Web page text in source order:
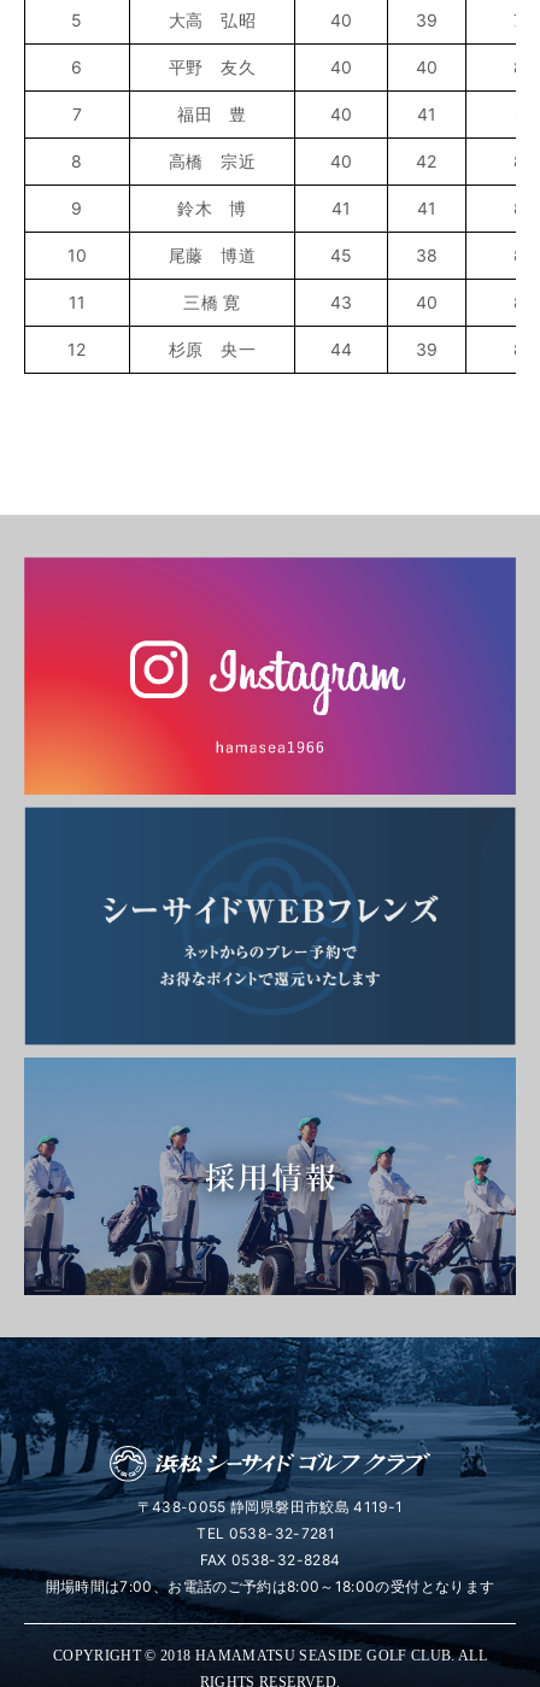
5 大高 弘昭 40 39 79
6 平野 友久 40 40 80
7 福田 豊 40 41
8 高橋 宗近 40 42 82
9 鈴木 博 41 41 82
10 尾藤 博道 45 38 83
11 三橋 寛 43 40 83
12 杉原 央一 44 39 83
〒438-0055 静岡県磐田市鮫島 4119-1
TEL 0538-32-7281
FAX 0538-32-8284
開場時間は7:00、お電話のご予約は8:00～18:00の受付となります
COPYRIGHT © 2018 HAMAMATSU SEASIDE GOLF CLUB. ALL
RIGHTS RESERVED.